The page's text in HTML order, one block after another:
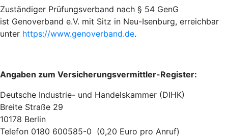
Zuständiger Prüfungsverband nach § 54 GenG
ist Genoverband e.V. mit Sitz in Neu-Isenburg, erreichbar
unter https://www.genoverband.de.
Angaben zum Versicherungsvermittler-Register:
Deutsche Industrie- und Handelskammer (DIHK)
Breite Straße 29
10178 Berlin
Telefon 0180 600585-0 (0,20 Euro pro Anruf)